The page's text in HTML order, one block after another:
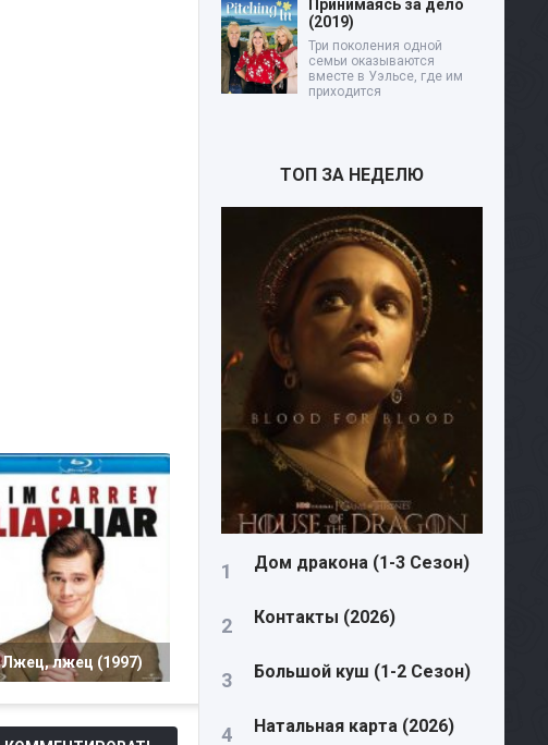
Лжец, лжец (1997)
Принимаясь за дело
(2019)
Три поколения одной
семьи оказываются
вместе в Уэльсе, где им
приходится
ТОП ЗА НЕДЕЛЮ
Дом дракона (1-3 Сезон)
Контакты (2026)
Большой куш (1-2 Сезон)
Натальная карта (2026)